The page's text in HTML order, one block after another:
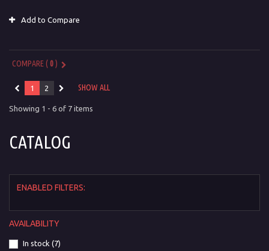
Add to Compare
COMPARE (0)
SHOW ALL
1 2
Showing 1 - 6 of 7 items
CATALOG
ENABLED FILTERS:
AVAILABILITY
In stock (7)